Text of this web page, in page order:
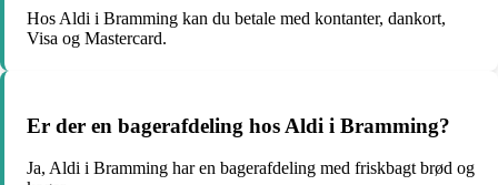
Hos Aldi i Bramming kan du betale med kontanter, dankort,
Visa og Mastercard.
Er der en bagerafdeling hos Aldi i Bramming?
Ja, Aldi i Bramming har en bagerafdeling med friskbagt brød og